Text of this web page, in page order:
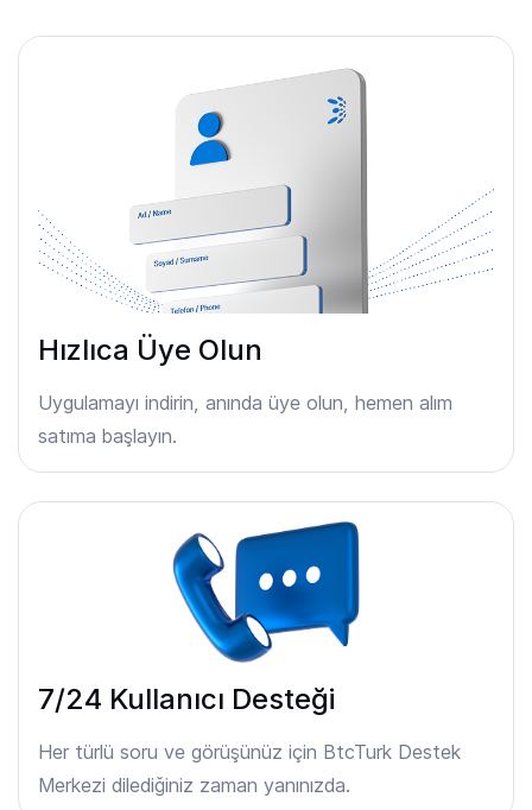
Hızlıca Üye Olun
Uygulamayı indirin, anında üye olun, hemen alım
satıma başlayın.
7/24 Kullanıcı Desteği
Her türlü soru ve görüşünüz için BtcTurk Destek
Merkezi dilediğiniz zaman yanınızda.